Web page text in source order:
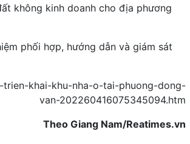
không kinh doanh cho địa phương
phối hợp, hướng dẫn và giám sát
khai-khu-nha-o-tai-phuong-dong-
van-202260416075345094.htm
Theo Giang Nam/Reatimes.vn